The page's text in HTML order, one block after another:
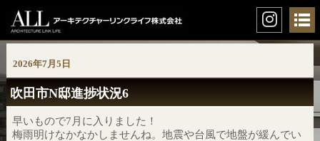
2026年7月5日
吹田市N邸進捗状況6
早いもので7月に入りました！
梅雨明けなかなかしませんね。地震や台風で地盤が緩んでい